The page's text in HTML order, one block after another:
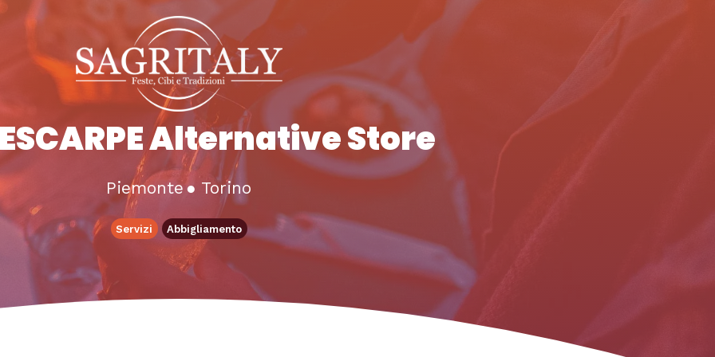
Alternative Store
Piemonte● Torino
Servizi Abbigliamento